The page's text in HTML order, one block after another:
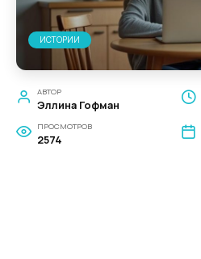
ИСТОРИИ
АВТОР
Эллина Гофман
ПРОСМОТРОВ
2574